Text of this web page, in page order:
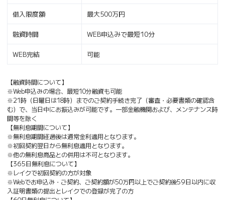
借入限度額 最大500万円
融資時間 WEB申込みで最短10分
WEB完結 可能
【融資時間について】
※Web申込みの場合、最短10分融資も可能
※21時（日曜日は18時）までのご契約手続き完了（審査・必要書類の確認含
む）で、当日中にお振込みが可能です。一部金融機関および、メンテナンス時
間等を除く
【無利息期間について】
※無利息期間経過後は通常金利適用となります。
※初回契約翌日から無利息適用となります。
※他の無利息商品との併用は不可となります。
【365日無利息について】
※レイクで初回契約の方が対象
※Webでお申込み・ご契約、ご契約額が50万円以上でご契約後59日以内に収
入証明書類の提出とレイクでの登録が完了の方